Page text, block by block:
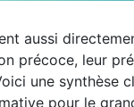
aussi
précoce, leur
une synthèse
pour le